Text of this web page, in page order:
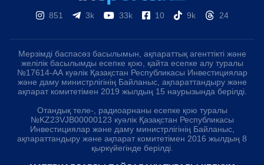
851 3k 33k 10 9k 24
Мерзімді баспасөз басылымын, ақпараттық агенттікті және
желілік басылымды есепке қою, қайта есепке алу туралы
№17614-АА куәлік Қазақстан Республикасы Инвестициялар
және даму министрлігінің Байланыс, ақпараттандыру және
ақпарат комитетімен 2019 жылдың 15 наурызында берілді.
Отандық теле-, радиоарнаны есепке қою туралы
№KZ23VJB00000123 куәлік Қазақстан Республикасы
Инвестициялар және даму министрлігінің Байланыс,
ақпараттандыру және ақпарат комитетімен 2016 жылдың 8
қыркүйегінде берілді.